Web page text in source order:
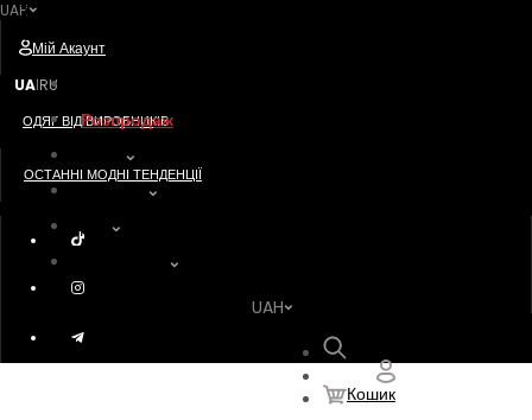
UAH
Мій Акаунт
UA|RU
ОДЯГ ВІД ВИРОБНИКІВ
ОСТАННІ МОДНІ ТЕНДЕНЦІЇ
Postavshik
Розпродаж
Діти
UAH
Кошик